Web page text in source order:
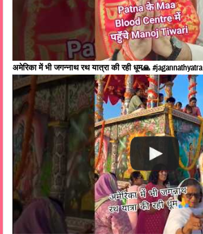
अमेरिका में भी जगन्नाथ रथ यात्रा की रही धूम🙏 #jagannathyatra